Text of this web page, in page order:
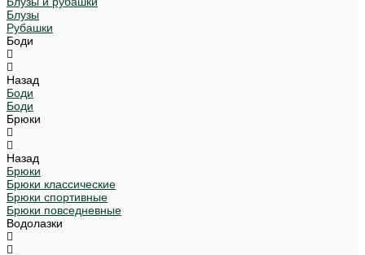
Блузы
Рубашки
Боди
Назад
Боди
Боди
Брюки
Назад
Брюки
Брюки классические
Брюки спортивные
Брюки повседневные
Водолазки